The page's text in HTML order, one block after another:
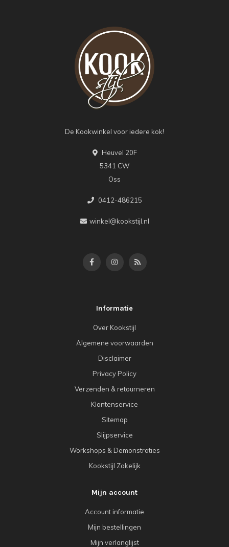
De Kookwinkel voor iedere kok!
Heuvel 20F
5341 CW
Oss
0412-486215
winkel@kookstijl.nl
Informatie
Over Kookstijl
Algemene voorwaarden
Disclaimer
Privacy Policy
Verzenden & retourneren
Klantenservice
Sitemap
Slijpservice
Workshops & Demonstraties
Kookstijl Zakelijk
Mijn account
Account informatie
Mijn bestellingen
Mijn verlanglijst